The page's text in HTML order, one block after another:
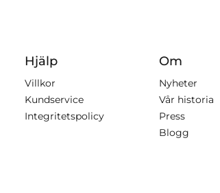
Hjälp
Villkor
Kundservice
Integritetspolicy
Om
Nyheter
Vår historia
Press
Blogg